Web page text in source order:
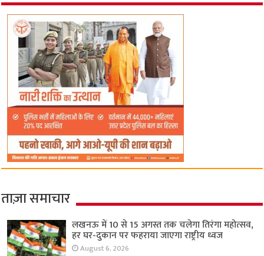
ताज़ा समाचार
लखनऊ में 10 से 15 अगस्त तक चलेगा तिरंगा महोत्सव,
हर घर-दुकान पर फहराया जाएगा राष्ट्रीय ध्वज
August 6, 2026